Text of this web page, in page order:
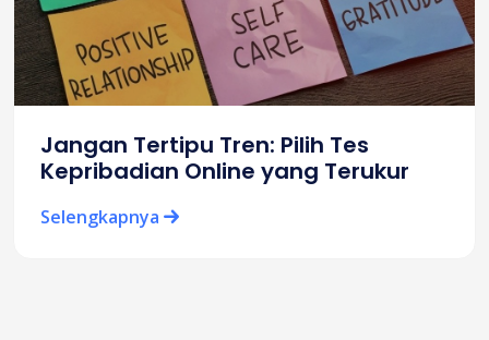
Jangan Tertipu Tren: Pilih Tes
Kepribadian Online yang Terukur
Selengkapnya